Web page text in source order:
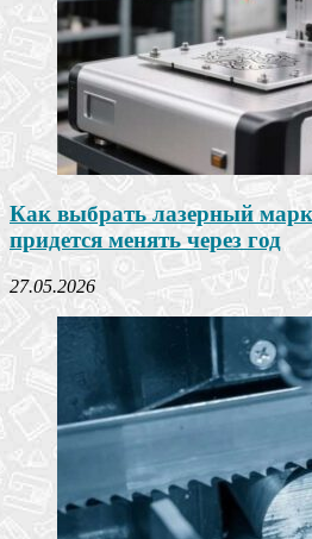
Как выбрать лазерный
придется менять через год
27.05.2026